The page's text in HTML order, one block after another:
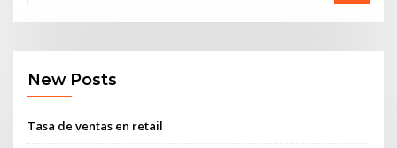
New Posts
Tasa de ventas en retail